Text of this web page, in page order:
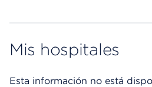
Mis hospitales
Esta información no está